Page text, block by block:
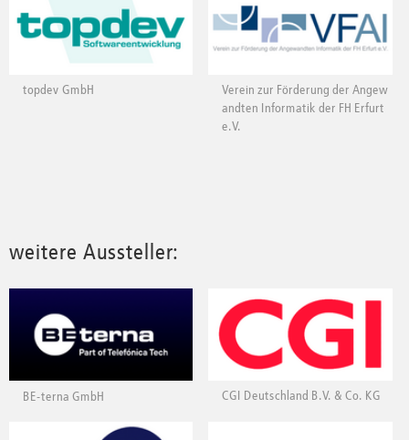
topdev GmbH
Verein zur Förderung der Angew
andten Informatik der FH Erfurt
e.V.
weitere Aussteller:
BE-terna GmbH CGI Deutschland B.V. & Co. KG